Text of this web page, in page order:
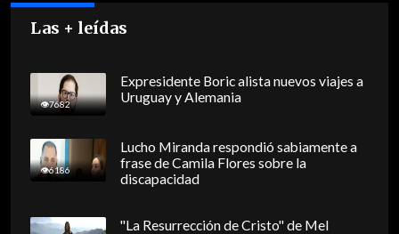
Las + leídas
7682
Expresidente Boric alista nuevos viajes a
Uruguay y Alemania
6186
Lucho Miranda respondió sabiamente a
frase de Camila Flores sobre la
discapacidad
"La Resurrección de Cristo" de Mel